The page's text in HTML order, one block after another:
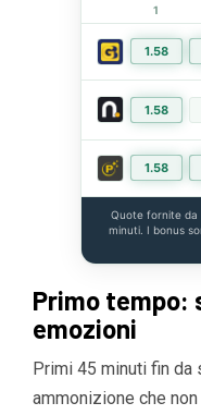
1
1.58
1.58
1.58
Quote fornite da
minuti. I bonus
Primo tempo:
emozioni
Primi 45 minuti fin da
ammonizione che